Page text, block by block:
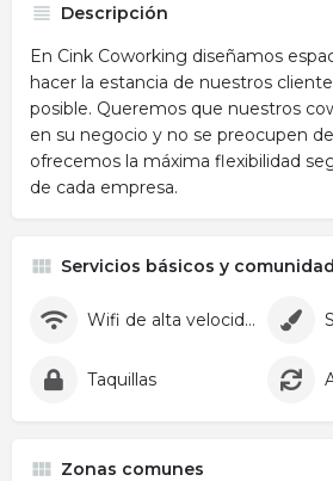
Descripción
En Cink Coworking diseñamos
hacer la estancia de nuestros
posible. Queremos que nuestros
en su negocio y no se preocupen
ofrecemos la máxima flexibilidad
de cada empresa.
Servicios básicos y comunidad
Wifi de alta velocidad
Taquillas
Zonas comunes